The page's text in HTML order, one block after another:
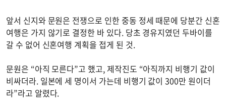
앞서 신지와 문원은 전쟁으로 인한 중동 정세 때문에 당분간 신혼
여행은 가지 않기로 결정한 바 있다. 당초 경유지였던 두바이를
갈 수 없어 신혼여행 계획을 접게 된 것.
문원은 “아직 모른다”고 했고, 제작진도 “아직까지 비행기 값이
비싸더라. 일본에 세 명이서 가는데 비행기 값이 300만 원이더
라”라고 알렸다.